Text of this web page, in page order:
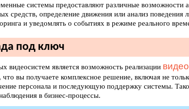
системы предоставляют различные возможности
средств, определение движения или анализ
и уведомлять о событиях в режиме реального
под ключ
является возможность реализации
что вы получаете комплексное решение, включая не
персонала и последующую поддержку системы.
в бизнес-процессы.